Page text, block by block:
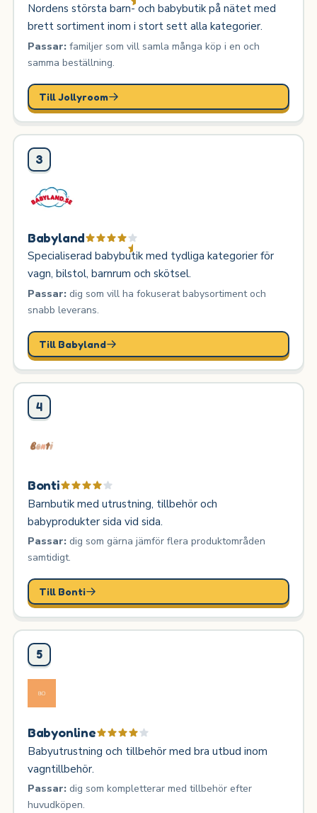
Nordens största barn- och babybutik på nätet med
brett sortiment inom i stort sett alla kategorier.
Passar:familjer som vill samla många köp i en och
samma beställning.
Till Jollyroom
3
Babyland
Specialiserad babybutik med tydliga kategorier för
vagn, bilstol, barnrum och skötsel.
Passar:dig som vill ha fokuserat babysortiment och
snabb leverans.
Till Babyland
4
Bonti
Barnbutik med utrustning, tillbehör och
babyprodukter sida vid sida.
Passar:dig som gärna jämför flera produktområden
samtidigt.
Till Bonti
5
Babyonline
Babyutrustning och tillbehör med bra utbud inom
vagntillbehör.
Passar:dig som kompletterar med tillbehör efter
huvudköpen.